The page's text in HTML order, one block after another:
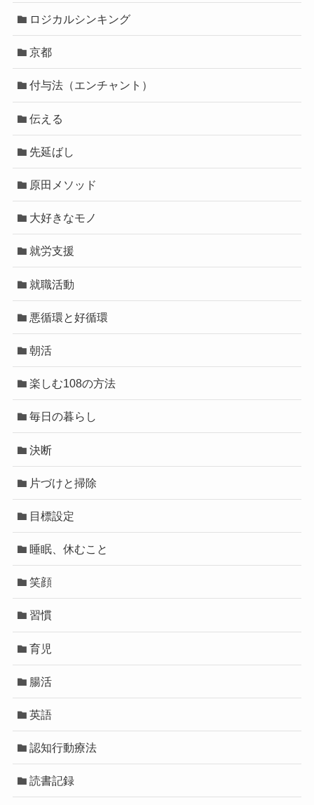
ロジカルシンキング
京都
付与法（エンチャント）
伝える
先延ばし
原田メソッド
大好きなモノ
就労支援
就職活動
悪循環と好循環
朝活
楽しむ108の方法
毎日の暮らし
決断
片づけと掃除
目標設定
睡眠、休むこと
笑顔
習慣
育児
腸活
英語
認知行動療法
読書記録